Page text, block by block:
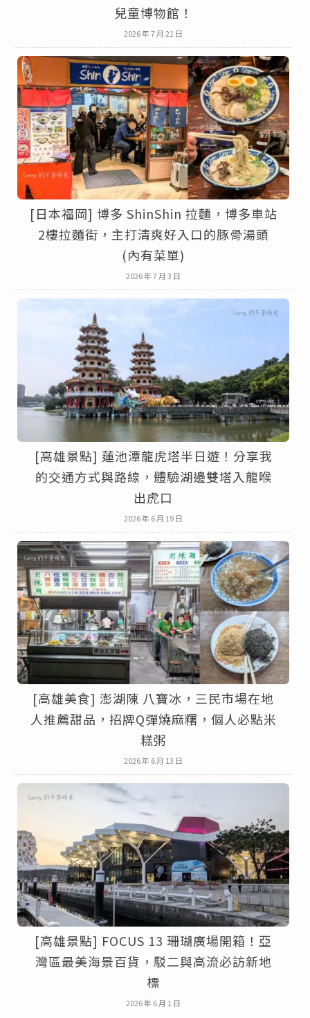
兒童博物館！
2026 年 7 月 21 日
[日本福岡] 博多 ShinShin 拉麵，博多車站
2樓拉麵街，主打清爽好入口的豚骨湯頭
(內有菜單)
2026 年 7 月 3 日
[高雄景點] 蓮池潭龍虎塔半日遊！分享我
的交通方式與路線，體驗湖邊雙塔入龍喉
出虎口
2026 年 6 月 19 日
[高雄美食] 澎湖陳 八寶冰，三民市場在地
人推薦甜品，招牌Q彈燒麻糬，個人必點米
糕粥
2026 年 6 月 13 日
[高雄景點] FOCUS 13 珊瑚廣場開箱！亞
灣區最美海景百貨，駁二與高流必訪新地
標
2026 年 6 月 1 日